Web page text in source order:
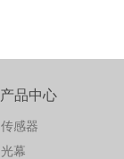
产品中心
传感器
光幕